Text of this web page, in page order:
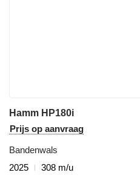
Hamm HP180i
Prijs op aanvraag
Bandenwals
2025
308 m/u